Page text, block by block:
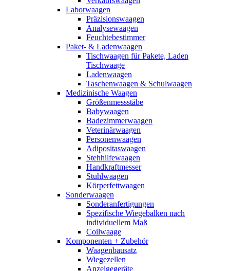
Laborwaagen
Präzisionswaagen
Analysewaagen
Feuchtebestimmer
Paket- & Ladenwaagen
Tischwaagen für Pakete, Laden
Tischwaage
Ladenwaagen
Taschenwaagen & Schulwaagen
Medizinische Waagen
Größenmessstäbe
Babywaagen
Badezimmerwaagen
Veterinärwaagen
Personenwaagen
Adipositaswaagen
Stehhilfewaagen
Handkraftmesser
Stuhlwaagen
Körperfettwaagen
Sonderwaagen
Sonderanfertigungen
Spezifische Wiegebalken nach
individuellem Maß
Coilwaage
Komponenten + Zubehör
Waagenbausatz
Wiegezellen
Anzeigegeräte